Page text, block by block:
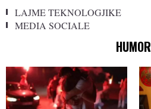
LAJME TEKNOLOGJIKE
MEDIA SOCIALE
HUMOR